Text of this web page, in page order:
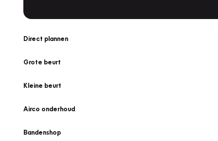
Direct plannen
Grote beurt
Kleine beurt
Airco onderhoud
Bandenshop